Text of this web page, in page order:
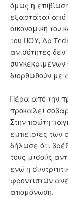
όμως η
εξαρτάται από
οικονομική του
του ΠΟΥ, Δρ
ανισότητες
συγκεκριμένων
διορθωθούν με
Πέρα από την
προκαλεί
Στην πρώτη
εμπειρίες των
δήλωσε ότι
τους μισούς
ενώ η
φροντιστών
απομόνωση.